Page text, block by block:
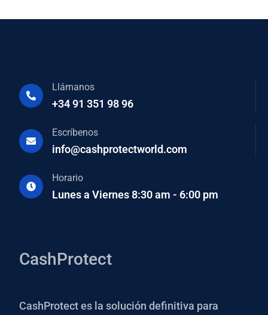
Llámanos
+34 91 351 98 96
Escríbenos
info@cashprotectworld.com
Horario
Lunes a Viernes 8:30 am - 6:00 pm
CashProtect
CashProtect es la solución definitiva para